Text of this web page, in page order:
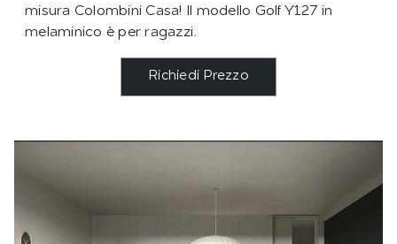
misura Colombini Casa! Il modello Golf Y127 in
melaminico è per ragazzi.
Richiedi Prezzo